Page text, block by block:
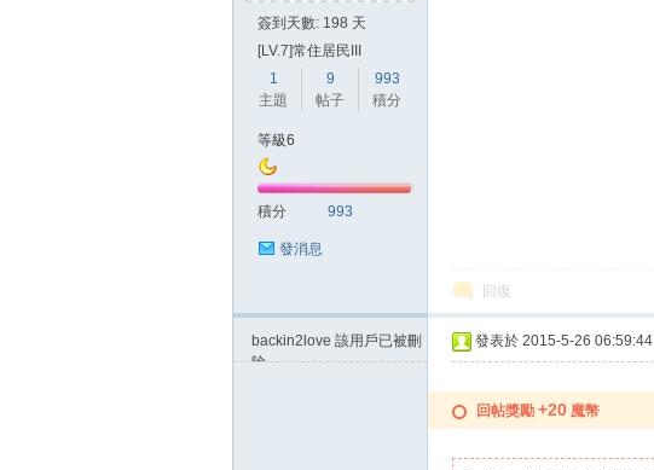
簽到天數: 198 天
[LV.7]常住居民III
1
主題
9
帖子
993
積分
等級6
積分 993
發消息
回復
backin2love 該用戶已被刪
除
發表於 2015-5-26 06:59:44
回帖獎勵 +20 魔幣